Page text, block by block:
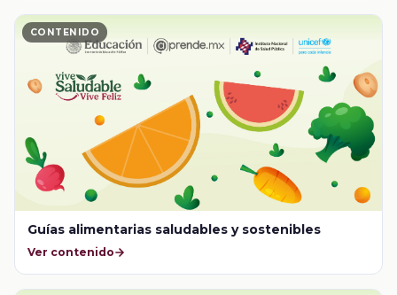
CONTENIDO
Guías alimentarias saludables y sostenibles
Ver contenido